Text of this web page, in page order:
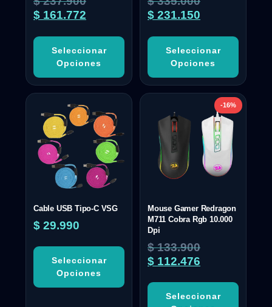
$ 161.772
Seleccionar
Opciones
$ 231.150
Seleccionar
Opciones
Cable USB Tipo-C VSG
$ 29.990
Seleccionar
Opciones
-16%
Mouse Gamer Redragon
M711 Cobra Rgb 10.000
Dpi
$133.900
$ 112.476
Seleccionar